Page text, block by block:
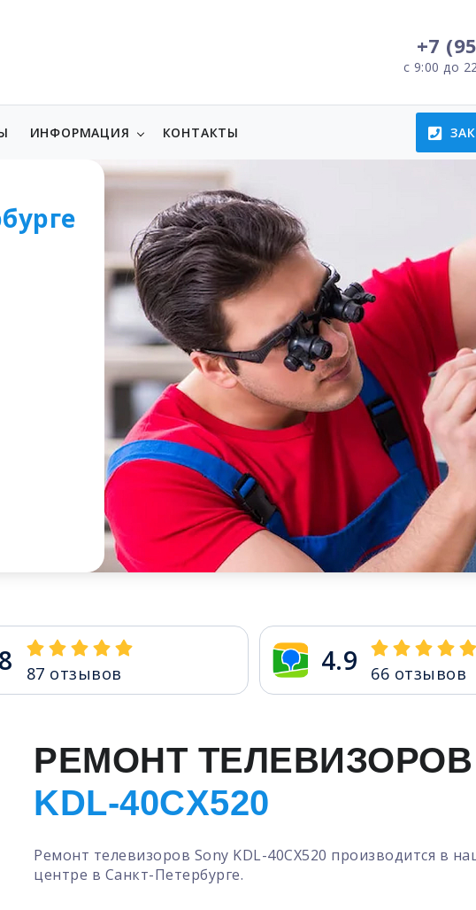
+7
с 9:00 до
ИНФОРМАЦИЯ КОНТАКТЫ
87 отзывов 4.9 66 отзывов
РЕМОНТ ТЕЛЕВИЗОРОВ
KDL-40CX520
Ремонт телевизоров Sony KDL-40CX520 производится в
центре в Санкт-Петербурге.